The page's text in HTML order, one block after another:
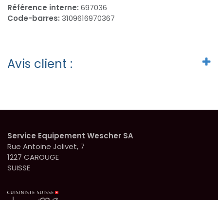
Référence interne: 697036
Code-barres: 3109616970367
Avis client :
Service Equipement Wescher SA
Rue Antoine Jolivet, 7
1227 CAROUGE
SUISSE